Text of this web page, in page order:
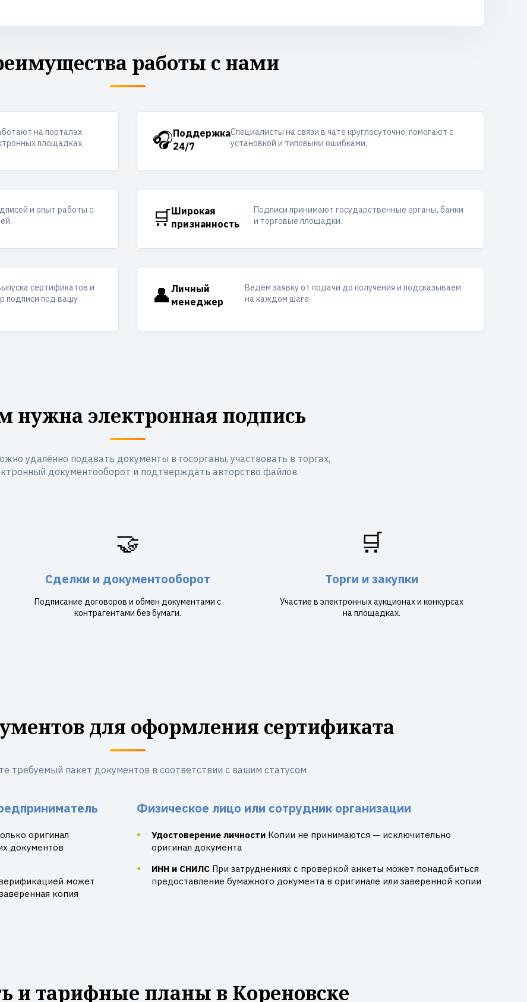
работы с нами
на порталах
площадках.
🎧Поддержка
24/7
Специалисты на связи в чате круглосуточно, помогают с
установкой и типовыми ошибками.
и опыт работы с
🛒Широкая
признанность
Подписи принимают государственные органы, банки
и торговые площадки.
сертификатов и
подписи под вашу
👤 Личный
менеджер
Ведём заявку от подачи до получения и подсказываем
на каждом шаге.
нужна электронная подпись
удалённо подавать документы в госорганы, участвовать в торгах,
документооборот и подтверждать авторство файлов.
🤝
Сделки и документооборот
Подписание договоров и обмен документами с
контрагентами без бумаги.
🛒
Торги и закупки
Участие в электронных аукционах и конкурсах
на площадках.
для оформления сертификата
требуемый пакет документов в соответствии с вашим статусом
оригинал
документов
может
копия
Физическое лицо или сотрудник организации
Удостоверение личности Копии не принимаются — исключительно
оригинал документа
ИНН и СНИЛС При затруднениях с проверкой анкеты может понадобиться
предоставление бумажного документа в оригинале или заверенной копии
и тарифные планы в Кореновске